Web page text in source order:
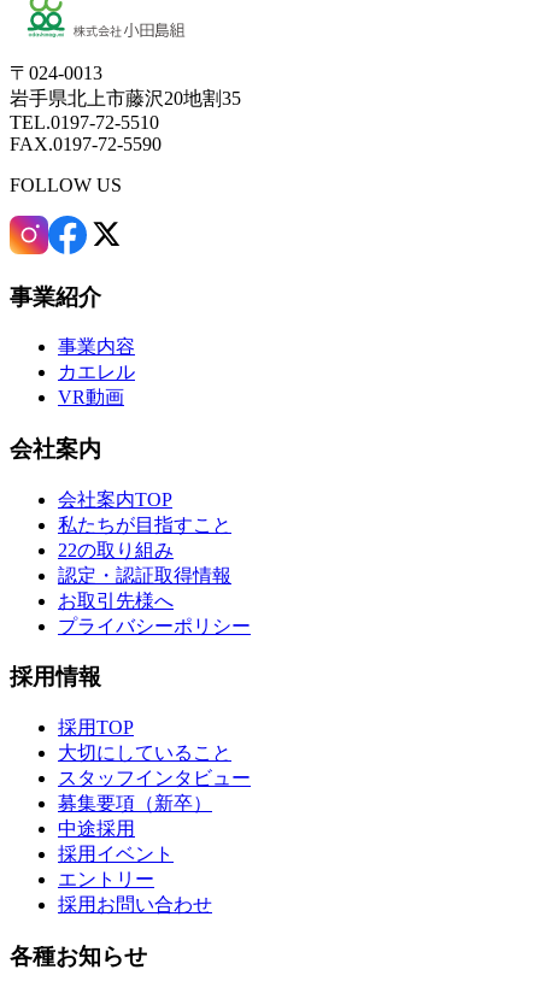
〒024-0013
岩手県北上市藤沢20地割35
TEL.0197-72-5510
FAX.0197-72-5590
FOLLOW US
事業紹介
事業内容
カエレル
VR動画
会社案内
会社案内TOP
私たちが目指すこと
22の取り組み
認定・認証取得情報
お取引先様へ
プライバシーポリシー
採用情報
採用TOP
大切にしていること
スタッフインタビュー
募集要項（新卒）
中途採用
採用イベント
エントリー
採用お問い合わせ
各種お知らせ